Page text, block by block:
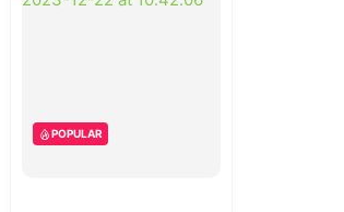
POPULAR